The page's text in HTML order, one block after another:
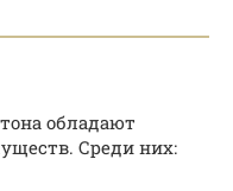
обладают
Среди них: